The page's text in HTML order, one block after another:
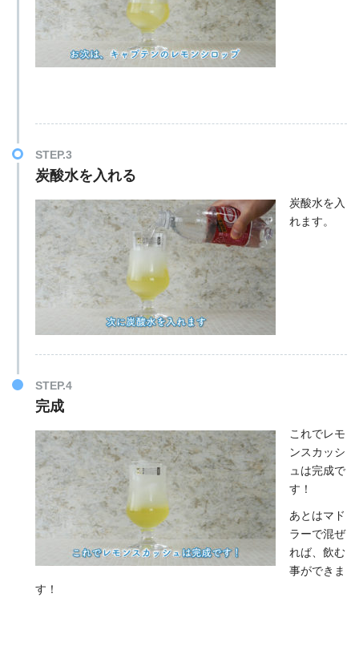
STEP.3
炭酸水を入れる
炭酸水を入
れます。
STEP.4
完成
これでレモ
ンスカッシ
ュは完成で
す！
あとはマド
ラーで混ぜ
れば、飲む
事ができま
す！